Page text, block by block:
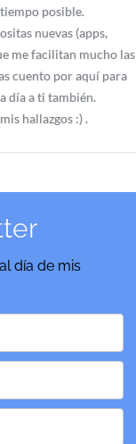
posible.
nuevas (apps,
me facilitan mucho las
cuento por aquí para
día a ti también.
hallazgos :) .
día de mis